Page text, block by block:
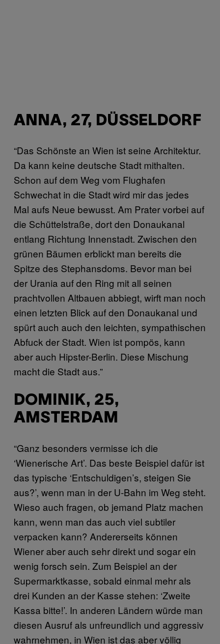
ANNA, 27, DÜSSELDORF
“Das Schönste an Wien ist seine Architektur.
Da kann keine deutsche Stadt mithalten.
Schon auf dem Weg vom Flughafen
Schwechat in die Stadt wird mir das jedes
Mal aufs Neue bewusst. Am Prater vorbei auf
die Schüttelstraße, dort den Donaukanal
entlang Richtung Innenstadt. Zwischen den
grünen Bäumen erblickt man bereits die
Spitze des Stephansdoms. Bevor man bei
der Urania auf den Ring mit all seinen
prachtvollen Altbauen abbiegt, wirft man noch
einen letzten Blick auf den Donaukanal und
spürt auch auch den leichten, sympathischen
Abfuck der Stadt. Wien ist pompös, kann
aber auch Hipster-Berlin. Diese Mischung
macht die Stadt aus.”
DOMINIK, 25,
AMSTERDAM
“Ganz besonders vermisse ich die
‘Wienerische Art’. Das beste Beispiel dafür ist
das typische ‘Entschuldigen’s, steigen Sie
aus?’, wenn man in der U-Bahn im Weg steht.
Wieso auch fragen, ob jemand Platz machen
kann, wenn man das auch viel subtiler
verpacken kann? Andererseits können
Wiener aber auch sehr direkt und sogar ein
wenig forsch sein. Zum Beispiel an der
Supermarktkasse, sobald einmal mehr als
drei Kunden an der Kasse stehen: ‘Zweite
Kassa bitte!’. In anderen Ländern würde man
diesen Ausruf als unfreundlich und aggressiv
wahrnehmen, in Wien ist das aber völlig